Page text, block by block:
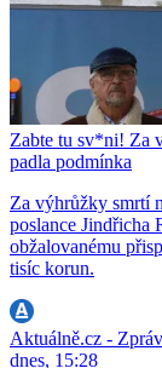
Zabte tu sv*ni! Za
padla podmínka
Za výhrůžky smrtí
poslance Jindřicha
obžalovanému
tisíc korun.
Aktuálně.cz -
dnes, 15:28